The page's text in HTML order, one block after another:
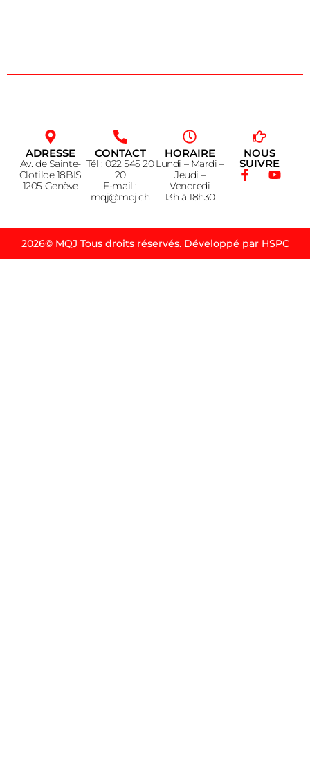
ADRESSE
Av. de Sainte-
Clotilde 18BIS
1205 Genève
CONTACT
Tél : 022 545 20
20
E-mail :
mqj@mqj.ch
HORAIRE
Lundi – Mardi –
Jeudi –
Vendredi
13h à 18h30
NOUS
SUIVRE
2026© MQJ Tous droits réservés. Développé par HSPC